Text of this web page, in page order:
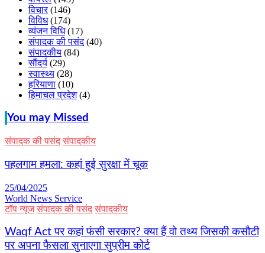
विचार(146)
विविध(174)
व्यंजन विधि(17)
संपादक की पसंद(40)
संपादकीय (84)
सौंदर्य (29)
स्वास्थ्य (28)
हरियाणा (10)
हिमाचल प्रदेश(4)
You may Missed
संपादक की पसंद संपादकीय
पहलगाम हमला: कहां हुई सुरक्षा में चूक
25/04/2025
World News Service
टॉप न्यूज संपादक की पसंद संपादकीय
Waqf Act पर कहां फंसी सरकार? क्या हैं वो तथ्य जिसकी कसौटी
पर अपना फैसला सुनाएगा सुप्रीम कोर्ट